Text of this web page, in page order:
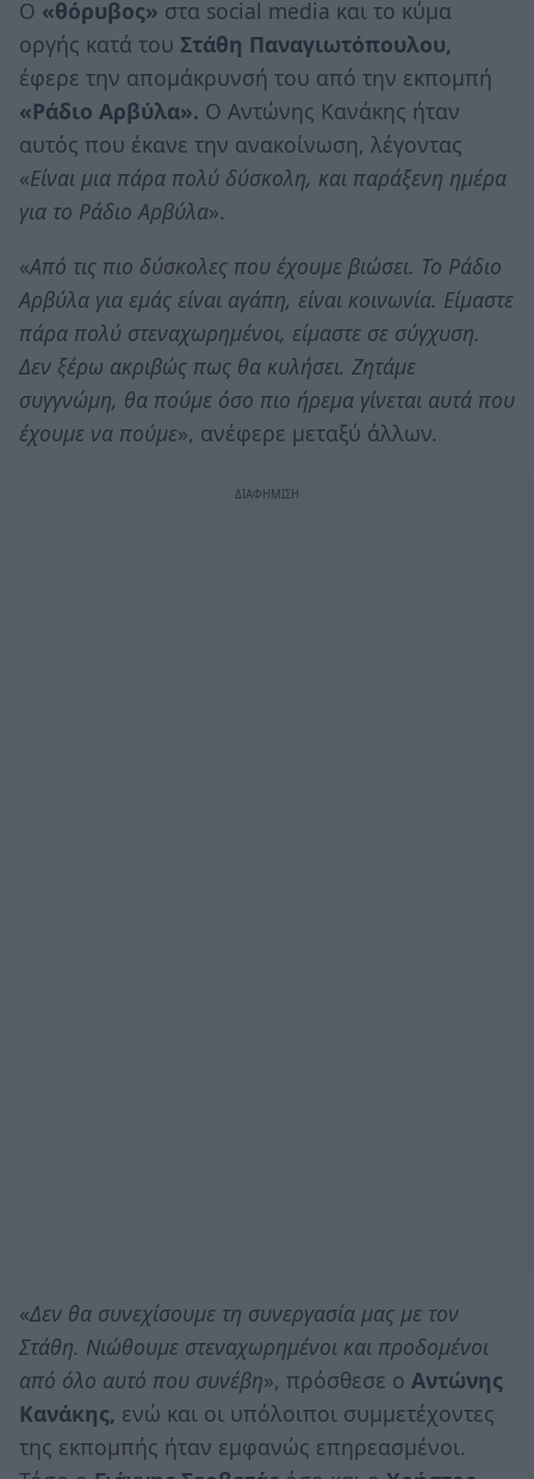
Ο «θόρυβος» στα social media και το κύμα
οργής κατά του Στάθη Παναγιωτόπουλου,
έφερε την απομάκρυνσή του από την εκπομπή
«Ράδιο Αρβύλα». Ο Αντώνης Κανάκης ήταν
αυτός που έκανε την ανακοίνωση, λέγοντας
«Είναι μια πάρα πολύ δύσκολη, και παράξενη ημέρα
για το Ράδιο Αρβύλα».
«Από τις πιο δύσκολες που έχουμε βιώσει. Το Ράδιο
Αρβύλα για εμάς είναι αγάπη, είναι κοινωνία. Είμαστε
πάρα πολύ στεναχωρημένοι, είμαστε σε σύγχυση.
Δεν ξέρω ακριβώς πως θα κυλήσει. Ζητάμε
συγγνώμη, θα πούμε όσο πιο ήρεμα γίνεται αυτά που
έχουμε να πούμε», ανέφερε μεταξύ άλλων.
«Δεν θα συνεχίσουμε τη συνεργασία μας με τον
Στάθη. Νιώθουμε στεναχωρημένοι και προδομένοι
από όλο αυτό που συνέβη», πρόσθεσε ο Αντώνης
Κανάκης, ενώ και οι υπόλοιποι συμμετέχοντες
της εκπομπής ήταν εμφανώς επηρεασμένοι.